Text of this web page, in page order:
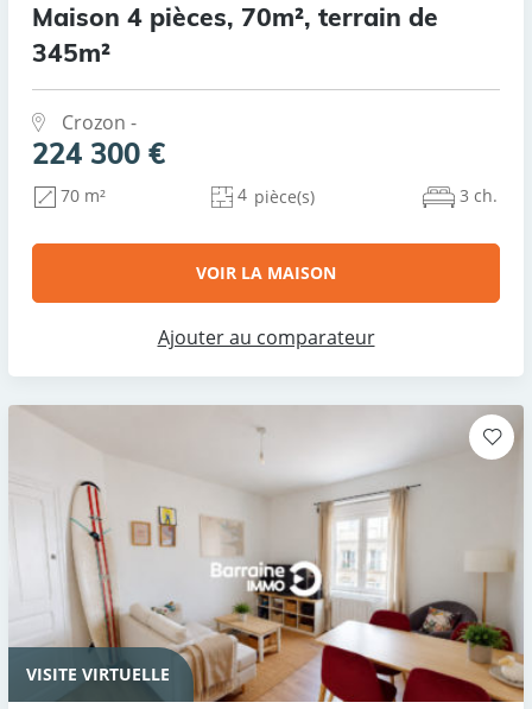
Maison 4 pièces, 70m², terrain de
345m²
Crozon -
224 300 €
70 m² 4 pièce(s) 3 ch.
VOIR LA MAISON
Ajouter au comparateur
VISITE VIRTUELLE